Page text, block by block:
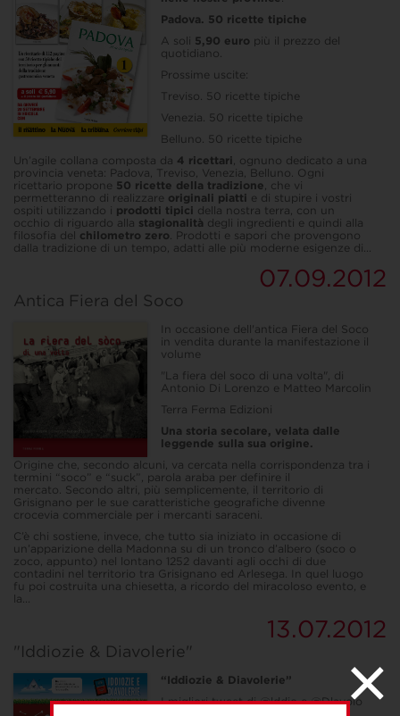
Padova. 50 ricette tipiche
A soli 5,90 euro più il prezzo del
quotidiano.
Prossime uscite:
Treviso. 50 ricette tipiche
Venezia. 50 ricette tipiche
Belluno. 50 ricette tipiche
Un’agile collana composta da 4 ricettari, ognuno dedicato a una
provincia veneta: Padova, Treviso, Venezia, Belluno. Ogni
ricettario propone 50 ricette della tradizione, che vi
permetteranno di realizzare originali piatti e di stupire i vostri
ospiti utilizzando i prodotti tipici della nostra terra, con un
occhio di riguardo alla stagionalità degli ingredienti e quindi alla
filosofia del chilometro zero. Prodotti e sapori che provengono
dalla tradizione di un tempo, adatti alle più moderne esigenze di...
07.09.2012
Antica Fiera del Soco
In occasione dell'antica Fiera del Soco
in vendita durante la manifestazione il
volume
"La fiera del soco di una volta", di
Antonio Di Lorenzo e Matteo Marcolin
Terra Ferma Edizioni
Una storia secolare, velata dalle
leggende sulla sua origine.
Origine che, secondo alcuni, va cercata nella corrispondenza tra i
termini “soco” e “suck”, parola araba per definire il
mercato. Secondo altri, più semplicemente, il territorio di
Grisignano per le sue caratteristiche geografiche divenne
crocevia commerciale per i mercanti saraceni.
C’è chi sostiene, invece, che tutto sia iniziato in occasione di
un’apparizione della Madonna su di un tronco d’albero (soco o
zoco, appunto) nel lontano 1252 davanti agli occhi di due
contadini nel territorio tra Grisignano ed Arlesega. In quel luogo
fu poi costruita una chiesetta, a ricordo del miracoloso evento, e
la...
13.07.2012
"Iddiozie & Diavolerie"
“Iddiozie & Diavolerie”
I migliori tweet di @lddio e @Dlavolo